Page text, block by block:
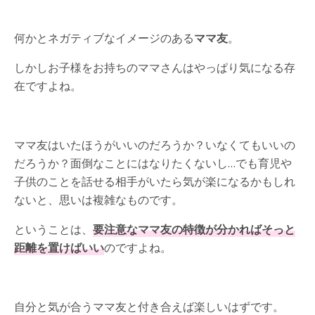
何かとネガティブなイメージのあるママ友。
しかしお子様をお持ちのママさんはやっぱり気になる存
在ですよね。
ママ友はいたほうがいいのだろうか？いなくてもいいの
だろうか？面倒なことにはなりたくないし…でも育児や
子供のことを話せる相手がいたら気が楽になるかもしれ
ないと、思いは複雑なものです。
ということは、 要注意なママ友の特徴が分かればそっと
距離を置けばいいのですよね。
自分と気が合うママ友と付き合えば楽しいはずです。